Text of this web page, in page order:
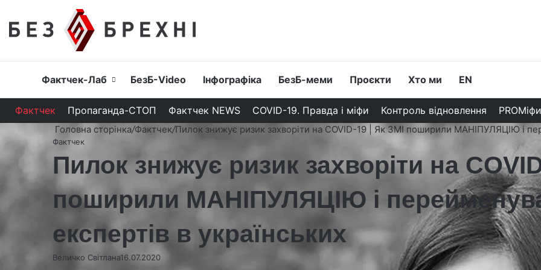
Головна
Фактчек-Лаб БезБ-Video Інфографіка БезБ-меми Проєкти Хто ми EN
Фактчек Пропаганда-СТОП Фактчек NEWS COVID-19. Правда і міфи Контроль відновлення PROМіфи
Головна сторінка/Фактчек/Пилок знижує ризик захворіти на COVID-19 | Як ЗМІ поширили МАНІПУЛЯЦІЮ і
Фактчек
Пилок знижує ризик захворіти на
поширили МАНІПУЛЯЦІЮ і
експертів в українських
Величко Світлана16.07.2020